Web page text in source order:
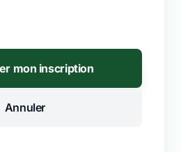
mon inscription
Annuler